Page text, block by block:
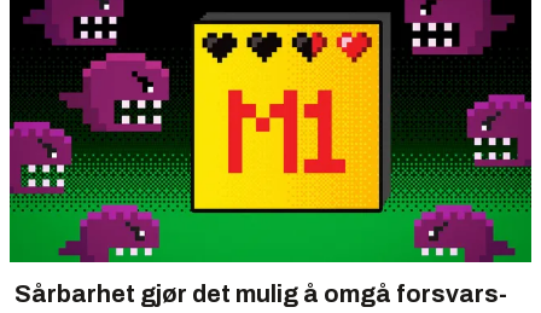
Sårbarhet gjør det mulig å omgå forsvars­